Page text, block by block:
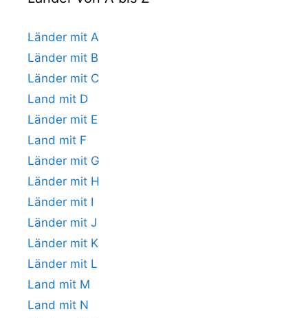
Länder mit A
Länder mit B
Länder mit C
Land mit D
Länder mit E
Land mit F
Länder mit G
Länder mit H
Länder mit I
Länder mit J
Länder mit K
Länder mit L
Land mit M
Land mit N